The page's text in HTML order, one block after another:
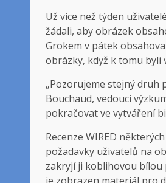
Už více než týden
žádali, aby obrázek
Grokem v pátek
obrázky, když k tomu byli
„Pozorujeme stejný druh
Bouchaud, vedoucí
pokračovat ve vytváření
Recenze WIRED
požadavky uživatelů na
zakryjí ji koblihovou bílou